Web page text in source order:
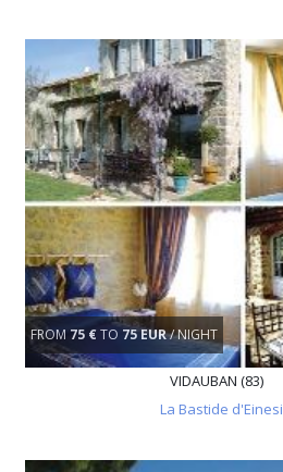
FROM 75 €TO 75 EUR/ NIGHT
VIDAUBAN (83)
La Bastide d'Einesi